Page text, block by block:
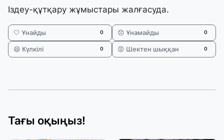
Іздеу-құтқару жұмыстары жалғасуда.
🤍 Ұнайды 0 😞 Ұнамайды 0
😄 Күлкілі 0 😡 Шектен шыққан 0
Тағы оқыңыз!